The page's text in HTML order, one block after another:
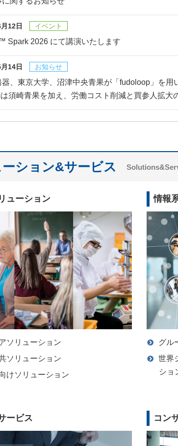
12日 イベント
Spark 2026 にて講演いたします
14日 お知らせ
器、東京大学、沼津中央青果が「fudoloop」を
須崎青果を加え、労働コスト削減と買参人拡大
ション&サービス
ューション
ソリューション
ソリューション
けソリューション
情報
グル
世界
ショ
ービス コン